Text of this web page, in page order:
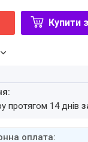
Купити з
протягом 14 днів